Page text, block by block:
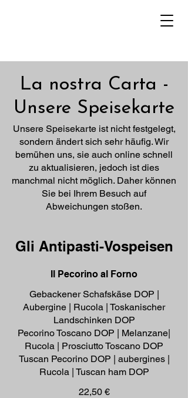
La nostra Carta -
Unsere Speisekarte
Unsere Speisekarte ist nicht festgelegt,
sondern ändert sich sehr häufig. Wir
bemühen uns, sie auch online schnell
zu aktualisieren, jedoch ist dies
manchmal nicht möglich. Daher können
Sie bei Ihrem Besuch auf
Abweichungen stoßen.
Gli Antipasti-Vospeisen
Il Pecorino al Forno
Gebackener Schafskäse DOP |
Aubergine | Rucola | Toskanischer
Landschinken DOP
Pecorino Toscano DOP | Melanzane|
Rucola | Prosciutto Toscano DOP
Tuscan Pecorino DOP | aubergines |
Rucola | Tuscan ham DOP
22,50 €